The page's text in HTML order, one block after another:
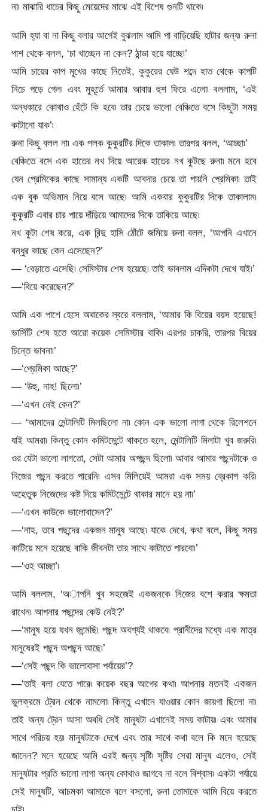
না৷ মাঝারি ধাচের কিছু মেয়েদের মাঝে এই বিশেষ গুনটি থাকে৷
আমি হ্যা বা না কিছু বলার আগেই বুঝলাম আমি পা বাড়িয়েছি হাটার জন্য৷ রুনা
পাশ থেকে বলল, ‘চা খাচ্ছেন না কেন? ঠান্ডা হয়ে যাচ্ছে৷’
আমি চায়ের কাপ মুখের কাছে নিতেই, কুকুরের ঘেউ শব্দে হাত থেকে কাপটি
নিচে পড়ে গেল৷ এবং মুহূর্তে আমার আবার হুশ ফিরে এলো৷ বললাম, ‘এই
অন্ধকারে কোথাও হেঁটে কি হবে৷ তার চেয়ে ভালো বেঞ্চিতে বসে কিছুটা সময়
কাটানো যাক’৷
রুনা কিছু বলল না৷ এক পলক কুকুরটির দিকে তাকাল৷ তারপর বলল, ‘আচ্ছা৷’
বেঞ্চিতে বসে এক হাতের নখ দিয়ে আরেক হাতের নখ কুটছে রুনা৷ মনে হবে
যেন প্রেমিকের কাছে সামান্য একটি আবদার চেয়ে তা পায়নি প্রেমিকা৷ তাই
এক বুক অভিমান নিয়ে বসে আছে৷ আমি একবার কুকুরটির দিকে তাকালাম৷
কুকুরটি এবার চার পায়ে দাঁড়িয়ে আমাদের দিকে তাকিয়ে আছে৷
নখ কুটা শেষ করে, এক বিন্দু হাসি ঠোঁটে জমিয়ে রুনা বলল, ‘আপনি এখানে
বন্ধুর কাছে কেন এসেছেন?’
— ‘বেড়াতে এসেছি৷ সেমিস্টার শেষ হয়েছে৷ তাই ভাবলাম এদিকটা দেখে যাই৷’
—‘বিয়ে করেছেন?’
আমি এক পাশে হেসে অবাকের স্বরে বললাম, ‘আমার কি বিয়ের বয়স হয়েছে!
ভার্সিটি শেষ হতে আরো কয়েক সেমিস্টার বাকি৷ এরপর চাকরি, তারপর বিয়ের
চিন্তে ভাবনা৷’
—‘প্রেমিকা আছে?’
— ‘উহু, নাহ! ছিলো৷’
—‘এখন নেই কেন?’
— ‘আমাদের মেন্টালিটি মিলছিলো না৷ কোন এক ভালো লাগা থেকে রিলেশনে
যাই আমরা৷ কিন্তু কোন কমিটমেন্টে থাকতে হলে, মেন্টালিটি মিলাটা খুব জরুরি৷
ওর যেটা ভালো লাগতো, সেটা আমার অপছন্দ ছিলো৷ আবার আমার পছন্দটাকে ও
নিজের পছন্দ করতে পারেনি৷ এসব মিলিয়েই আমরা এক সময় ব্রেকাপ করি৷
অহেতুক নিজেদের কষ্ট দিয়ে কমিটমেন্টে থাকার মানে হয় না৷’
—‘এখন কাউকে ভালোবাসেন?’
—‘নাহ, তবে পছন্দের একজন মানুষ আছে৷ যাকে দেখে, কথা বলে, কিছু সময়
কাটিয়ে মনে হয়েছে বাকি জীবনটা তার সাথে কাটাতে পারবো৷’
—‘ওহ আচ্ছা’৷
আমি বললাম, ‘অাপনি খুব সহজেই একজনকে নিজের বশে করার ক্ষমতা
রাখেন৷ আপনার পছন্দের কেউ নেই?’
—‘মানুষ হয়ে যখন জন্মেছি৷ পছন্দ অবশ্যই থাকবে৷ প্রানীদের মধ্যে এক মাত্র
মানুষেরই পছন্দ অপছন্দ আছে৷’
—‘সেই পছন্দ কি ভালোবাসা পর্যায়ের’?
—‘তাই বলা যেতে পারে৷ কয়েক বছর আগের কথা৷ আপনার মতনই একজন
ভুলক্রমে ট্রেন থেকে নামলো৷ কিন্তু এখানে যাওয়ার কোন জায়গা ছিলো না৷
তাই অন্য ট্রেন আসা অবধি সেই মানুষটা এখানেই সময় কাটায়৷ এবং আমার
সাথে পরিচয় হয়৷ মানুষটাকে দেখে এবং তার সাথে কথা বলে কি মনে হয়েছে
জানেন? মনে হয়েছে আমি এরই জন্য সৃষ্টি৷ সৃষ্টির সেরা মানুষ এলেও, সেই
মানুষটার প্রতি ভালো লাগা অন্য কোথাও জাগবে না বলে বিশ্বাস৷ একটা পর্যায়ে
সেই মানুষটি, আচমকা আমাকে বলে বসলো, রুনা তোমাকে আমি বিয়ে করতে